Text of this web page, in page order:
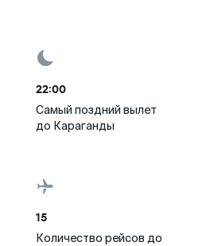
22:00
Самый поздний вылет
до Караганды
15
Количество рейсов до